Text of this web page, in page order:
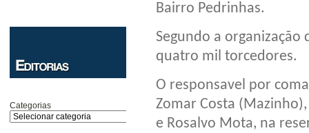
Categorias
Bairro Pedrinhas.
Segundo a
quatro mil torcedores.
O responsavel por
Zomar Costa
e Rosalvo Mota, na